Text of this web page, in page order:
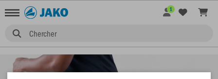
Chercher
1